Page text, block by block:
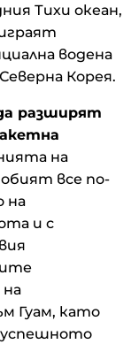
Тихи океан,
водена
Корея.
разширят
на
все по-
на
и с
Гуам, като
успешното